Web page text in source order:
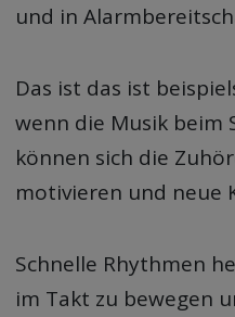
und in
Das ist das ist
wenn die Musik beim
können sich die
motivieren und neue
Schnelle Rhythmen
im Takt zu bewegen